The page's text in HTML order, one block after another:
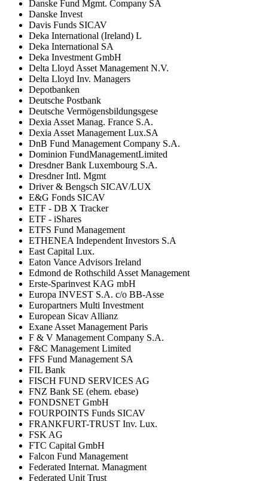
Danske Fund Mgmt. Company SA
Danske Invest
Davis Funds SICAV
Deka International (Ireland) L
Deka International SA
Deka Investment GmbH
Delta Lloyd Asset Management N.V.
Delta Lloyd Inv. Managers
Depotbanken
Deutsche Postbank
Deutsche Vermögensbildungsgese
Dexia Asset Manag. France S.A.
Dexia Asset Management Lux.SA
DnB Fund Management Company S.A.
Dominion FundManagementLimited
Dresdner Bank Luxembourg S.A.
Dresdner Intl. Mgmt
Driver & Bengsch SICAV/LUX
E&G Fonds SICAV
ETF - DB X Tracker
ETF - iShares
ETFS Fund Management
ETHENEA Independent Investors S.A
East Capital Lux.
Eaton Vance Advisors Ireland
Edmond de Rothschild Asset Management
Erste-Sparinvest KAG mbH
Europa INVEST S.A. c/o BB-Asse
Europartners Multi Investment
European Sicav Allianz
Exane Asset Management Paris
F & V Management Company S.A.
F&C Management Limited
FFS Fund Management SA
FIL Bank
FISCH FUND SERVICES AG
FNZ Bank SE (ehem. ebase)
FONDSNET GmbH
FOURPOINTS Funds SICAV
FRANKFURT-TRUST Inv. Lux.
FSK AG
FTC Capital GmbH
Falcon Fund Management
Federated Internat. Managment
Federated Unit Trust